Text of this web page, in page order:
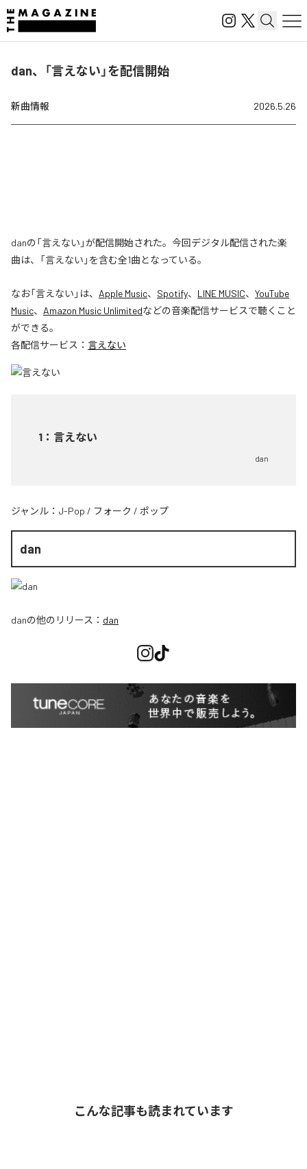
dan、「言えない」を配信開始
新曲情報 2026.5.26
danの「言えない」が配信開始された。今回デジタル配信された楽
曲は、「言えない」を含む全1曲となっている。
なお「言えない 」は、 Apple Music、 Spotify、 LINE MUSIC、 YouTube
Music、 Amazon Music Unlimitedなどの音楽配信サービスで聴くこと
ができる。
各配信サービス： 言えない
1 ： 言えない
dan
ジャンル： J-Pop / フォーク / ポップ
dan
danの他のリリース： dan
こんな記事も読まれています